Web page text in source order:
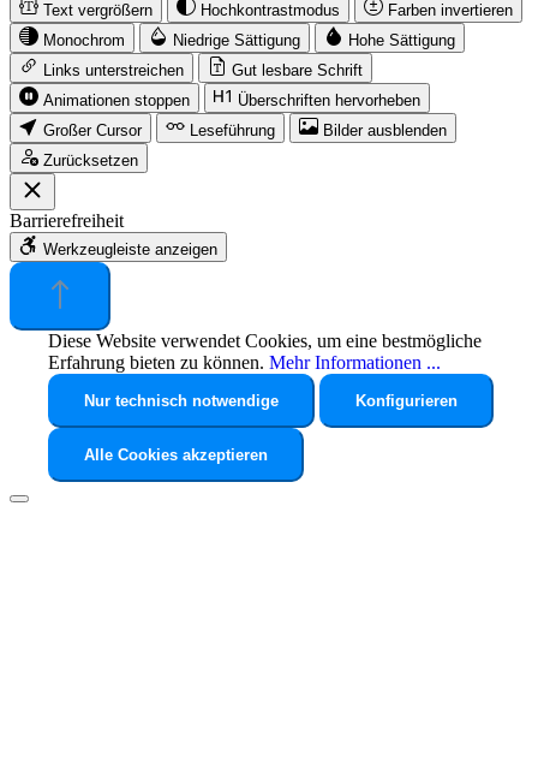
Text vergrößern Hochkontrastmodus
Farben invertieren
Monochrom
Niedrige Sättigung
Hohe Sättigung
Links unterstreichen
Gut lesbare Schrift
Animationen stoppen
Überschriften hervorheben
Großer Cursor
Leseführung
Bilder ausblenden
Zurücksetzen
Barrierefreiheit
Werkzeugleiste anzeigen
Diese Website verwendet Cookies, um eine bestmögliche
Erfahrung bieten zu können. Mehr Informationen ...
Nur technisch notwendige Konfigurieren
Alle Cookies akzeptieren